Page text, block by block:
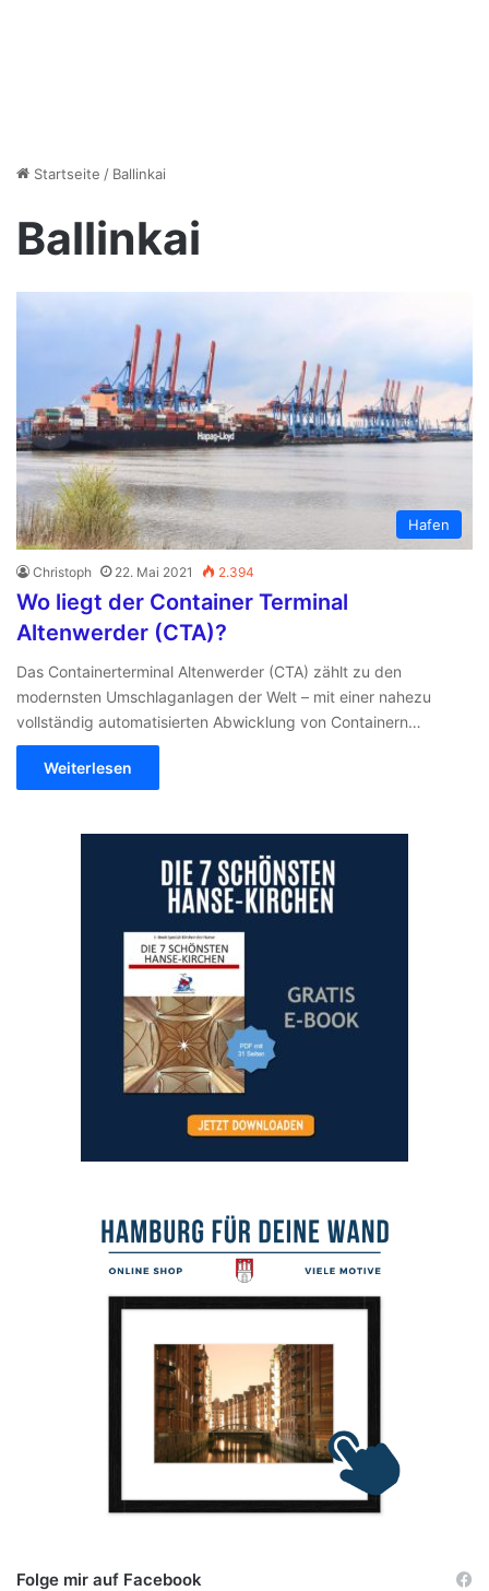
Startseite / Ballinkai
Ballinkai
Hafen
Christoph 22. Mai 2021 2.394
Wo liegt der Container Terminal
Altenwerder (CTA)?
Das Containerterminal Altenwerder (CTA) zählt zu den
modernsten Umschlaganlagen der Welt – mit einer nahezu
vollständig automatisierten Abwicklung von Containern…
Weiterlesen
Folge mir auf Facebook